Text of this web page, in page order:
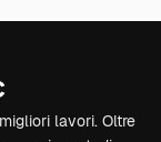
lavori. Oltre